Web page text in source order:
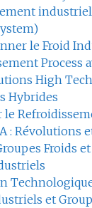
le Froid
Process
High
Hybrides
: Révolutions
Froids et
et